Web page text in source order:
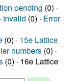
pending (0) ·
Invalid (0) · Error
(0) · 15e Lattice
numbers (0) ·
(0) · 16e Lattice